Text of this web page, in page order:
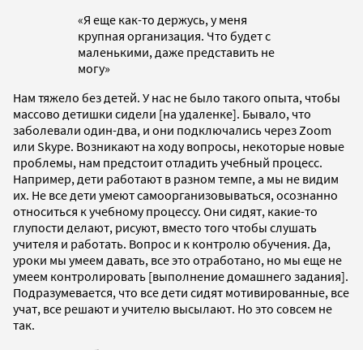
«Я еще как-то держусь, у меня
крупная организация. Что будет с
маленькими, даже представить не
могу»
Нам тяжело без детей. У нас не было такого опыта, чтобы
массово детишки сидели [на удаленке]. Бывало, что
заболевали один-два, и они подключались через Zoom
или Skype. Возникают на ходу вопросы, некоторые новые
проблемы, нам предстоит отладить учебный процесс.
Например, дети работают в разном темпе, а мы не видим
их. Не все дети умеют самоорганизовываться, осознанно
относиться к учебному процессу. Они сидят, какие-то
глупости делают, рисуют, вместо того чтобы слушать
учителя и работать. Вопрос и к контролю обучения. Да,
уроки мы умеем давать, все это отработано, но мы еще не
умеем контролировать [выполнение домашнего задания].
Подразумевается, что все дети сидят мотивированные, все
учат, все решают и учителю высылают. Но это совсем не
так.